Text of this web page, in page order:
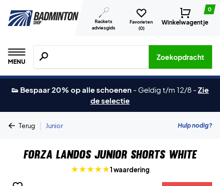
Rackets
adviesgids
Favorieten
(0)
0
Winkelwagentje
MENU
Zoeken naar producten, merken etc.
Zoekopdracht
👟 Bespaar 20% op alle schoenen - Geldig t/m 12/8 -Zie
de selectie
Terug | Junior Hulp nodig?
Forza Landos Junior Shorts White
1 waardering